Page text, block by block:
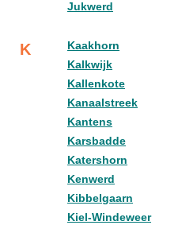
Jukwerd
K
Kaakhorn
Kalkwijk
Kallenkote
Kanaalstreek
Kantens
Karsbadde
Katershorn
Kenwerd
Kibbelgaarn
Kiel-Windeweer